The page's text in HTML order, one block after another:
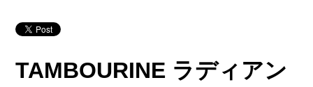
TAMBOURINE ラディアン